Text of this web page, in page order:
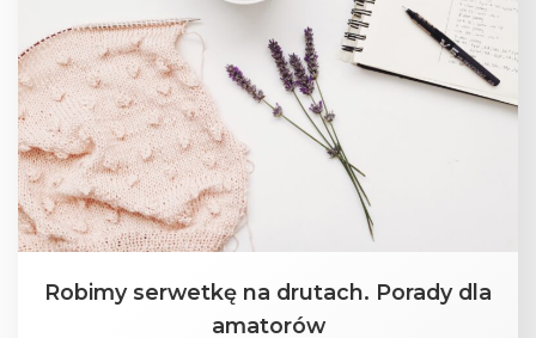
Robimy serwetkę na drutach. Porady dla
amatorów